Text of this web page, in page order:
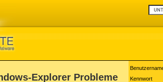
Explorer Probleme
Kennwort